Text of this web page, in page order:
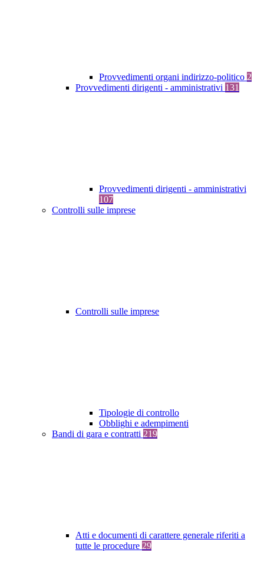
Provvedimenti organi indirizzo-politico 2
Provvedimenti dirigenti - amministrativi 131
Provvedimenti dirigenti - amministrativi
107
Controlli sulle imprese
Controlli sulle imprese
Tipologie di controllo
Obblighi e adempimenti
Bandi di gara e contratti 219
Atti e documenti di carattere generale riferiti a
tutte le procedure 29